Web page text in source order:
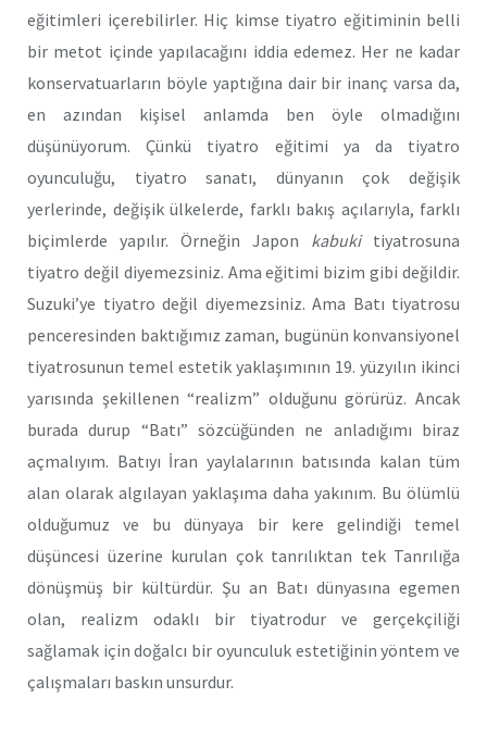
eğitimleri içerebilirler. Hiç kimse tiyatro eğitiminin belli
bir metot içinde yapılacağını iddia edemez. Her ne kadar
konservatuarların böyle yaptığına dair bir inanç varsa da,
en azından kişisel anlamda ben öyle olmadığını
düşünüyorum. Çünkü tiyatro eğitimi ya da tiyatro
oyunculuğu, tiyatro sanatı, dünyanın çok değişik
yerlerinde, değişik ülkelerde, farklı bakış açılarıyla, farklı
biçimlerde yapılır. Örneğin Japon kabukitiyatrosuna
tiyatro değil diyemezsiniz. Ama eğitimi bizim gibi değildir.
Suzuki’ye tiyatro değil diyemezsiniz. Ama Batı tiyatrosu
penceresinden baktığımız zaman, bugünün konvansiyonel
tiyatrosunun temel estetik yaklaşımının 19. yüzyılın ikinci
yarısında şekillenen “realizm” olduğunu görürüz. Ancak
burada durup “Batı” sözcüğünden ne anladığımı biraz
açmalıyım. Batıyı İran yaylalarının batısında kalan tüm
alan olarak algılayan yaklaşıma daha yakınım. Bu ölümlü
olduğumuz ve bu dünyaya bir kere gelindiği temel
düşüncesi üzerine kurulan çok tanrılıktan tek Tanrılığa
dönüşmüş bir kültürdür. Şu an Batı dünyasına egemen
olan, realizm odaklı bir tiyatrodur ve gerçekçiliği
sağlamak için doğalcı bir oyunculuk estetiğinin yöntem ve
çalışmaları baskın unsurdur.